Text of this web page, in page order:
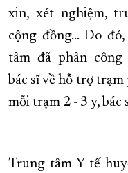
xin, xét nghiệm,
cộng đồng… Do
tâm đã phân công
bác sĩ về hỗ trợ trạm
mỗi trạm 2 - 3 y, bác
Trung tâm Y tế